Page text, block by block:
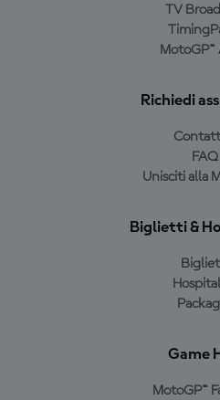
TV
MotoGP™
Richiedi
FAQ
Unisciti alla
Biglietti &
Game
MotoGP™